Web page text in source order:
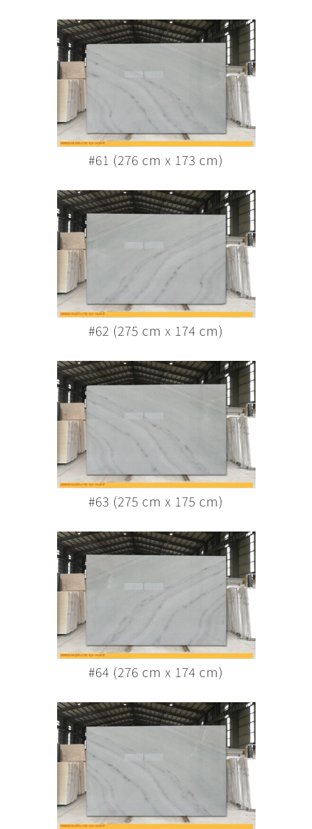
#61 (276 cm x 173 cm)
#62 (275 cm x 174 cm)
#63 (275 cm x 175 cm)
#64 (276 cm x 174 cm)